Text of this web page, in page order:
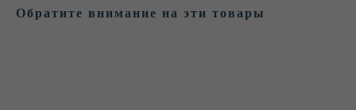
Обратите внимание на эти товары
Наш специалист проконсультирует вас в будние
вопросы?